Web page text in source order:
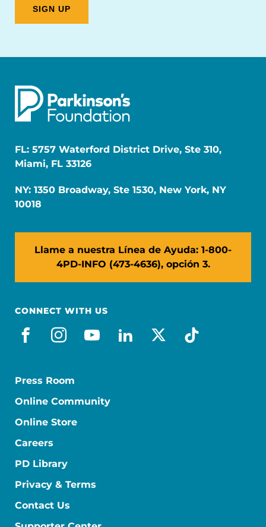
FL: 5757 Waterford District Drive, Ste 310,
Miami, FL 33126
NY: 1350 Broadway, Ste 1530, New York, NY
10018
Llame a nuestra Línea de Ayuda: 1-800-
4PD-INFO (473-4636), opción 3.
CONNECT WITH US
facebook_es
instagram
youtube
linkedin
x-socialtiktok
Press Room
Online Community
Online Store
Careers
PD Library
Privacy & Terms
Contact Us